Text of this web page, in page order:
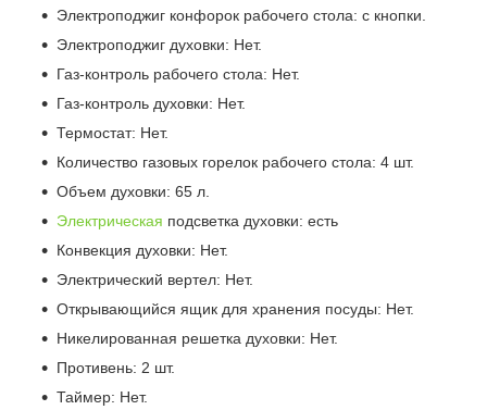
Электроподжиг конфорок рабочего стола: с кнопки.
Электроподжиг духовки: Нет.
Газ-контроль рабочего стола: Нет.
Газ-контроль духовки: Нет.
Термостат: Нет.
Количество газовых горелок рабочего стола: 4 шт.
Объем духовки: 65 л.
Электрическая подсветка духовки: есть
Конвекция духовки: Нет.
Электрический вертел: Нет.
Открывающийся ящик для хранения посуды: Нет.
Никелированная решетка духовки: Нет.
Противень: 2 шт.
Таймер: Нет.